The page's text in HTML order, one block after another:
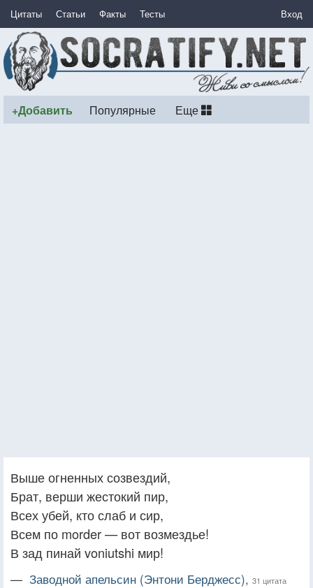
Цитаты Статьи Факты Тесты Вход
+Добавить Популярные Еще
Выше огненных созвездий,
Брат, верши жестокий пир,
Всех убей, кто слаб и сир,
Всем по morder — вот возмездье!
В зад пинай voniutshi мир!
— Заводной апельсин (Энтони Берджесс), 31 цитата